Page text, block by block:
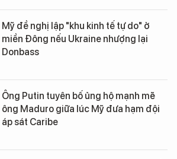
Mỹ đề nghị lập "khu kinh tế tự do" ở
miền Đông nếu Ukraine nhượng lại
Donbass
Ông Putin tuyên bố ủng hộ mạnh mẽ
ông Maduro giữa lúc Mỹ đưa hạm đội
áp sát Caribe